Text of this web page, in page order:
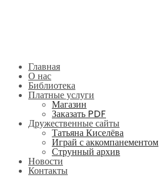
Главная
О нас
Библиотека
Платные услуги
Магазин
Заказать PDF
Дружественные сайты
Татьяна Киселёва
Играй с аккомпанементом
Струнный архив
Новости
Контакты